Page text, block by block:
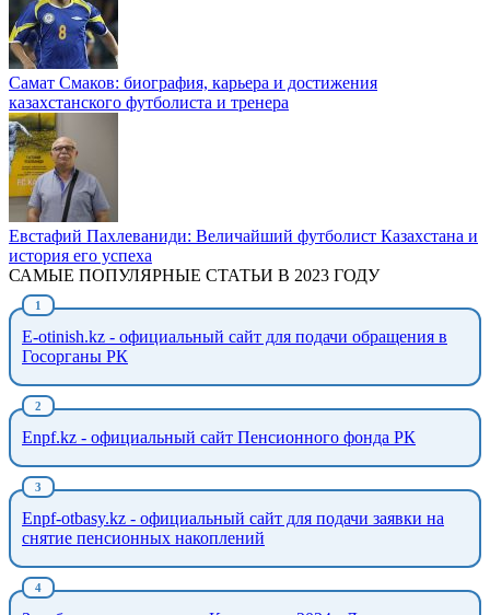
Самат Смаков: биография, карьера и достижения
казахстанского футболиста и тренера
Евстафий Пахлеваниди: Величайший футболист Казахстана и
история его успеха
САМЫЕ ПОПУЛЯРНЫЕ СТАТЬИ В 2023 ГОДУ
E-otinish.kz - официальный сайт для подачи обращения в
Госорганы РК
Enpf.kz - официальный сайт Пенсионного фонда РК
Enpf-otbasy.kz - официальный сайт для подачи заявки на
снятие пенсионных накоплений